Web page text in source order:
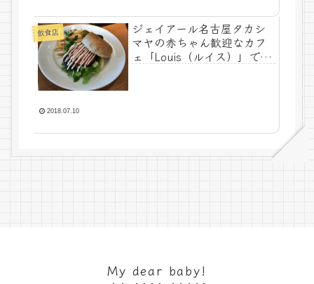
飲食店
ジェイアール名古屋タカシ
マヤの赤ちゃん歓迎なカフ
ェ「Louis（ルイス）」で義
2018.07.10
My dear baby!